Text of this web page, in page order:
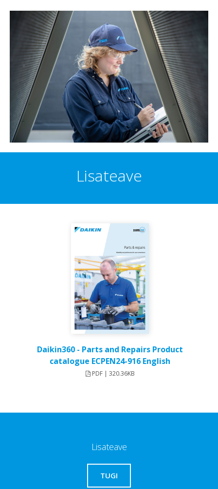
Lisateave
Daikin360 - Parts and Repairs Product
catalogue ECPEN24-916 English
PDF | 320.36KB
Lisateave
TUGI